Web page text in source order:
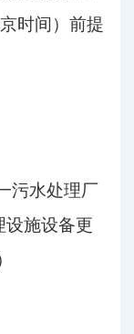
京时间）前提
污水处理厂
设施设备更